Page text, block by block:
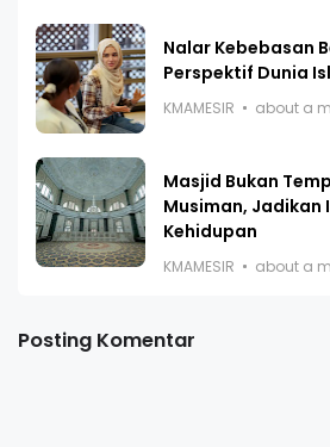
Nalar Kebebasan
Perspektif Dunia
KMAMESIR about a
Masjid Bukan
Musiman, Jadikan
Kehidupan
KMAMESIR about a
Posting Komentar